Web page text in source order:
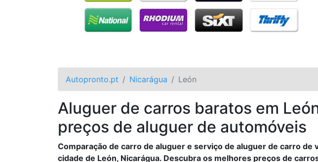
Autopronto.pt Nicarágua León
Aluguer de carros baratos em
preços de aluguer de automóveis
Comparação de carro de aluguer e serviço de aluguer de carro de
cidade de León, Nicarágua. Descubra os melhores preços de